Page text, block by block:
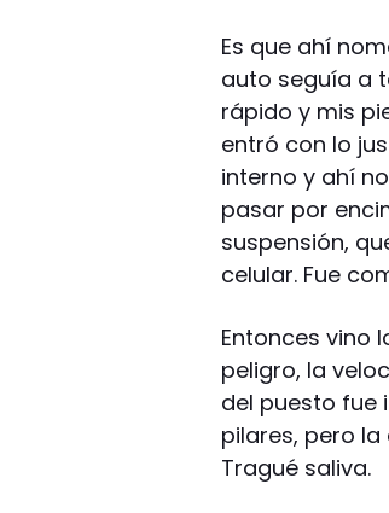
Es que ahí
auto seguía a
rápido y mis
entró con lo
interno y ahí
pasar por
suspensión,
celular. Fue
Entonces vino
peligro, la
del puesto fue
pilares, pero
Tragué saliva.